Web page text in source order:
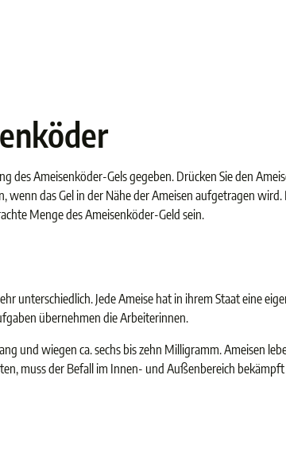
des Ameisenköder-Gels gegeben. Drücken Sie den
das Gel in der Nähe der Ameisen aufgetragen
Menge des Ameisenköder-Geld sein.
unterschiedlich. Jede Ameise hat in ihrem Staat eine
übernehmen die Arbeiterinnen.
und wiegen ca. sechs bis zehn Milligramm. Ameisen
muss der Befall im Innen- und Außenbereich